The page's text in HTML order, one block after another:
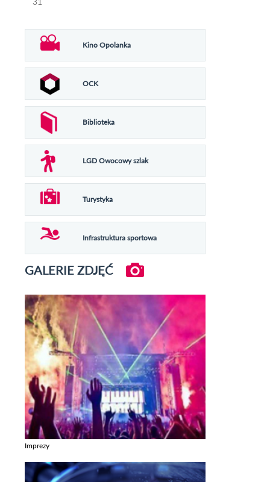
Kino Opolanka
OCK
Biblioteka
LGD Owocowy szlak
Turystyka
Infrastruktura sportowa
GALERIE ZDJĘĆ
Imprezy